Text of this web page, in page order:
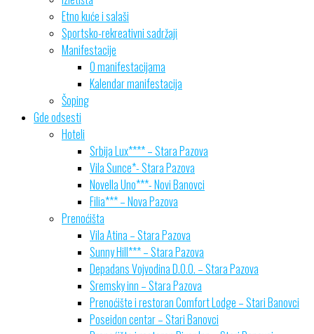
Etno kuće i salaši
Sportsko-rekreativni sadržaji
Manifestacije
O manifestacijama
Kalendar manifestacija
Šoping
Gde odsesti
Hoteli
Srbija Lux**** – Stara Pazova
Vila Sunce*- Stara Pazova
Novella Uno***- Novi Banovci
Filia*** – Nova Pazova
Prenoćišta
Vila Atina – Stara Pazova
Sunny Hill*** – Stara Pazova
Depadans Vojvodina D.O.O. – Stara Pazova
Sremsky inn – Stara Pazova
Prenoćište i restoran Comfort Lodge – Stari Banovci
Poseidon centar – Stari Banovci